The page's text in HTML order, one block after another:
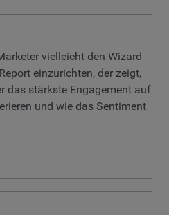
vielleicht den Wizard
einzurichten, der zeigt,
das stärkste Engagement auf
und wie das Sentiment